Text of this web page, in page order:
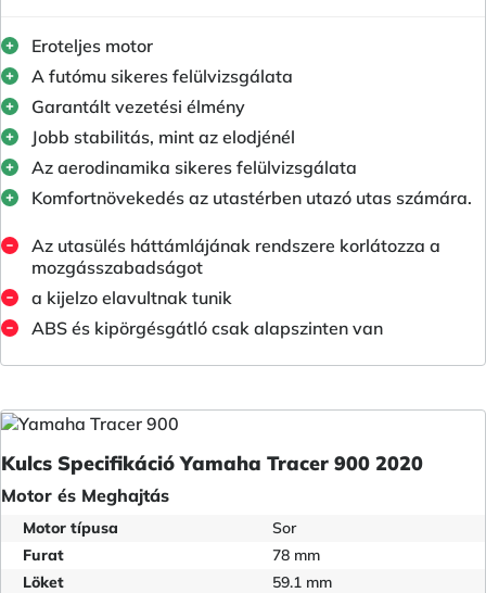
Eroteljes motor
A futómu sikeres felülvizsgálata
Garantált vezetési élmény
Jobb stabilitás, mint az elodjénél
Az aerodinamika sikeres felülvizsgálata
Komfortnövekedés az utastérben utazó utas számára.
Az utasülés háttámlájának rendszere korlátozza a
mozgásszabadságot
a kijelzo elavultnak tunik
ABS és kipörgésgátló csak alapszinten van
Kulcs Specifikáció Yamaha Tracer 900 2020
Motor és Meghajtás
Motor típusa
Sor
Furat
78 mm
Löket
59.1 mm